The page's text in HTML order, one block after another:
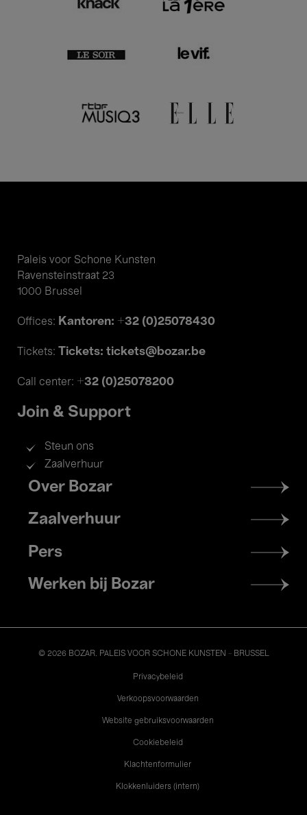
Paleis voor Schone Kunsten
Ravensteinstraat 23
1000 Brussel
Offices: Kantoren: +32 (0)25078430
Tickets: Tickets: tickets@bozar.be
Call center: +32 (0)25078200
Join & Support
Steun ons
Zaalverhuur
Footer
menu
Over Bozar
Zaalverhuur
Pers
Werken bij Bozar
© 2026 BOZAR. PALEIS VOOR SCHONE KUNSTEN - BRUSSEL
Privacybeleid
Verkoopsvoorwaarden
Website gebruiksvoorwaarden
Cookiebeleid
Klachtenformulier
Klokkenluiders (intern)